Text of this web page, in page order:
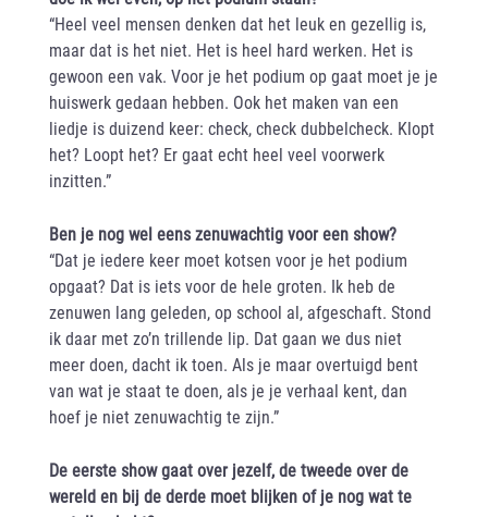
“Heel veel mensen denken dat het leuk en gezellig is,
maar dat is het niet. Het is heel hard werken. Het is
gewoon een vak. Voor je het podium op gaat moet je je
huiswerk gedaan hebben. Ook het maken van een
liedje is duizend keer: check, check dubbelcheck. Klopt
het? Loopt het? Er gaat echt heel veel voorwerk
inzitten.”
Ben je nog wel eens zenuwachtig voor een show?
“Dat je iedere keer moet kotsen voor je het podium
opgaat? Dat is iets voor de hele groten. Ik heb de
zenuwen lang geleden, op school al, afgeschaft. Stond
ik daar met zo’n trillende lip. Dat gaan we dus niet
meer doen, dacht ik toen. Als je maar overtuigd bent
van wat je staat te doen, als je je verhaal kent, dan
hoef je niet zenuwachtig te zijn.”
De eerste show gaat over jezelf, de tweede over de
wereld en bij de derde moet blijken of je nog wat te